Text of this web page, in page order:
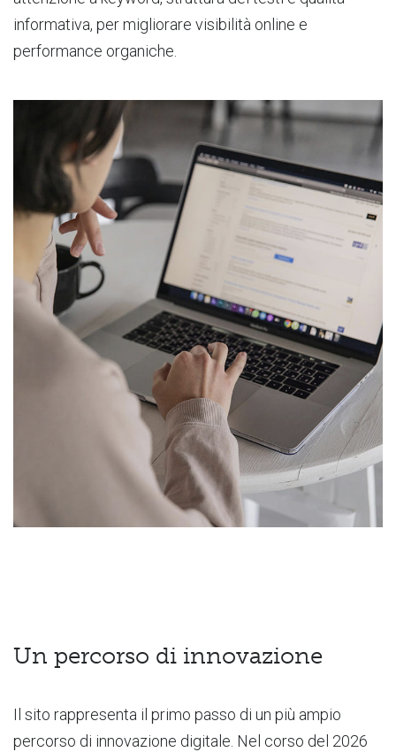
informativa, per migliorare visibilità online e
performance organiche.
Un percorso di innovazione
Il sito rappresenta il primo passo di un più ampio
percorso di innovazione digitale. Nel corso del 2026